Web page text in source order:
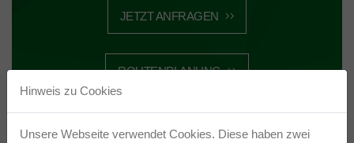
JETZT ANFRAGEN
ROUTENPLANUNG
Hinweis zu Cookies
Unsere Webseite verwendet Cookies. Diese haben zwei